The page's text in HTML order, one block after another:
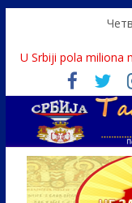
U Srbiji pola miliona
Monasi spasili dete
Talasi izbacili na
Srbin zaspao na
Politika i seks